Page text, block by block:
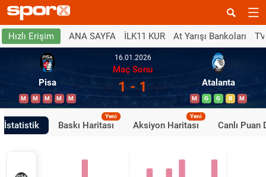
Hızlı Erişim ANA SAYFA İLK11 KUR At Yarışı Bankoları
Pisa
M M M M M
16.01.2026
Maç Sonu
1 - 1 Atalanta
M G G B M
İstatistik Baskı Haritası
Yeni
Aksiyon Haritası
Yeni
Canlı Puan